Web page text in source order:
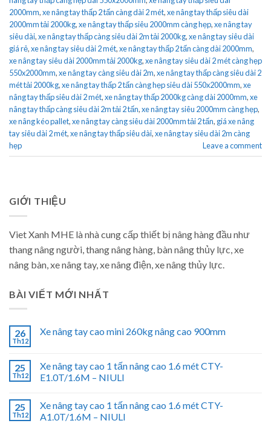
2000mm,xe nâng tay thấp 2 tấn càng dài 2 mét,xe nâng tay thấp siêu dài
2000mm tải 2000kg,xe nâng tay thấp siêu 2000mm càng hẹp,xe nâng tay
siêu dài,xe nâng tay thấp càng siêu dài 2m tải 2000kg,xe nâng tay siêu dài
giá rẻ,xe nâng tay siêu dài 2 mét,xe nâng tay thấp 2 tấn càng dài 2000mm,
xe nâng tay siêu dài 2000mm tải 2000kg,xe nâng tay siêu dài 2 mét càng hẹp
550x2000mm,xe nâng tay càng siêu dài 2m,xe nâng tay thấp càng siêu dài 2
mét tải 2000kg,xe nâng tay thấp 2 tấn càng hẹp siêu dài 550x2000mm,xe
nâng tay thấp siêu dài 2 mét,xe nâng tay thấp 2000kg càng dài 2000mm,xe
nâng tay thấp càng siêu dài 2m tải 2 tấn,xe nâng tay siêu 2000mm càng hẹp,
xe nâng kéo pallet,xe nâng tay càng siêu dài 2000mm tải 2 tấn, giá xe nâng
tay siêu dài 2 mét,xe nâng tay thấp siêu dài,xe nâng tay siêu dài 2m càng
hẹp
Leave a comment
GIỚI THIỆU
Viet Xanh MHE là nhà cung cấp thiết bị nâng hàng đầu như
thang nâng người, thang nâng hàng, bàn nâng thủy lực, xe
nâng bàn, xe nâng tay, xe nâng điện, xe nâng thủy lực.
BÀI VIẾT MỚI NHẤT
26
Th12
Xe nâng tay cao mini 260kg nâng cao 900mm
25
Th12
Xe nâng tay cao 1 tấn nâng cao 1.6 mét CTY-
E1.0T/1.6M – NIULI
25
Th12
Xe nâng tay cao 1 tấn nâng cao 1.6 mét CTY-
A1.0T/1.6M – NIULI